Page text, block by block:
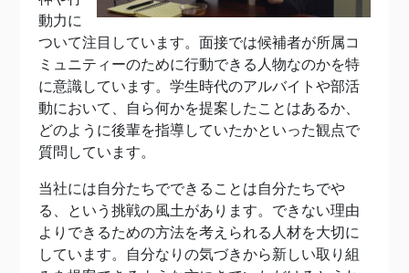
動力に
ついて注目しています。面接では候補者が所属コ
ミュニティーのために行動できる人物なのかを特
に意識しています。学生時代のアルバイトや部活
動において、自ら何かを提案したことはあるか、
どのように後輩を指導していたかといった観点で
質問しています。
当社には自分たちでできることは自分たちでや
る、という挑戦の風土があります。できない理由
よりできるための方法を考えられる人材を大切に
しています。自分なりの気づきから新しい取り組